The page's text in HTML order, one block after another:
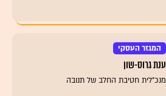
המגזר העסקי
ענת גרוס-שון
מנכ"לית חטיבת החלב של תנובה